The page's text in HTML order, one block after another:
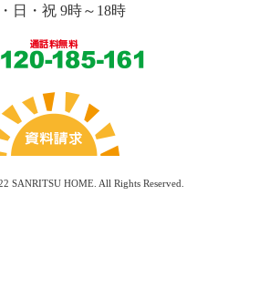
日・祝 9時～18時
SANRITSU HOME . All Rights Reserved.